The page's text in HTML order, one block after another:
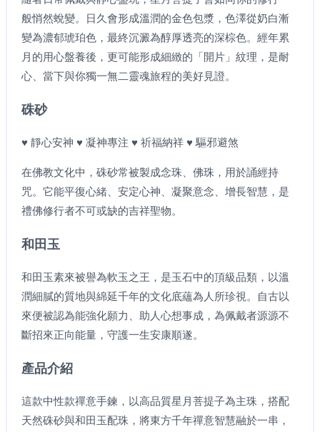
般悄然蛻變。日久會形成溫潤的金色包漿，色澤從奶白漸
變為濃郁琥珀色，最終沉澱為醇厚透亮的深棕色。經年累
月的用心盤養後，更可能形成細緻的「開片」紋理，是耐
心、當下與你獨一無二靈魂旅程的美好見證。
硃砂
♥ 靜心安神 ♥ 凝神專注 ♥ 祈福納祥 ♥ 驅邪避煞
在佛教文化中，硃砂常被製成念珠、佛珠，用於誦經持
咒。它能平復心緒、安定心神、凝聚意念、增長智慧，是
禮佛修行者不可或缺的吉祥聖物。
和田玉
和田玉素來被譽為軟玉之王，是玉石中的頂級品類，以溫
潤細膩的質地與綿延千年的文化底蘊為人所珍視。自古以
來便被認為能強化願力、助人心想事成，為佩戴者源源不
斷招來正向能量，守護一生安康順遂。
產品介紹
這款中性款禪意手鍊，以高品質星月菩提子為主珠，搭配
天然硃砂與和田玉配珠，將東方千年禪意智慧融於一串，